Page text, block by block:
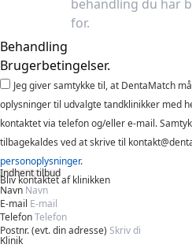
Behandling
Brugerbetingelser.
Jeg giver samtykke til, at DentaMatch
oplysninger til udvalgte tandklinikker med
kontaktet via telefon og/eller e-mail.
tilbagekaldes ved at skrive til
personoplysninger.
Indhent tilbud
Bliv kontaktet af klinikken
Navn
E-mail
Telefon
Postnr. (evt. din adresse)
Klinik